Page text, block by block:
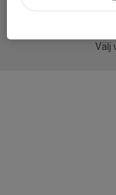
Välj